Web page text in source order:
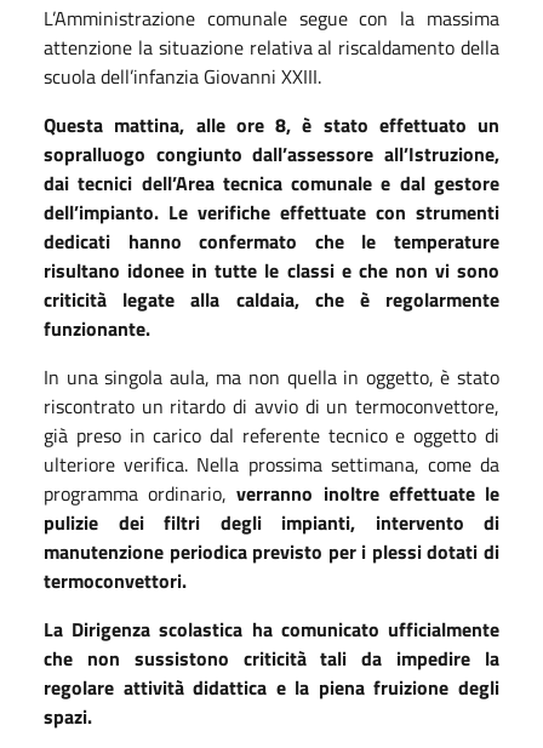
L’Amministrazione comunale segue con la massima
attenzione la situazione relativa al riscaldamento della
scuola dell’infanzia Giovanni XXIII.
Questa mattina, alle ore 8, è stato effettuato un
sopralluogo congiunto dall’assessore all’Istruzione,
dai tecnici dell’Area tecnica comunale e dal gestore
dell’impianto. Le verifiche effettuate con strumenti
dedicati hanno confermato che le temperature
risultano idonee in tutte le classi e che non vi sono
criticità legate alla caldaia, che è regolarmente
funzionante.
In una singola aula, ma non quella in oggetto, è stato
riscontrato un ritardo di avvio di un termoconvettore,
già preso in carico dal referente tecnico e oggetto di
ulteriore verifica. Nella prossima settimana, come da
programma ordinario,verranno inoltre effettuate le
pulizie dei filtri degli impianti, intervento di
manutenzione periodica previsto per i plessi dotati di
termoconvettori.
La Dirigenza scolastica ha comunicato ufficialmente
che non sussistono criticità tali da impedire la
regolare attività didattica e la piena fruizione degli
spazi.